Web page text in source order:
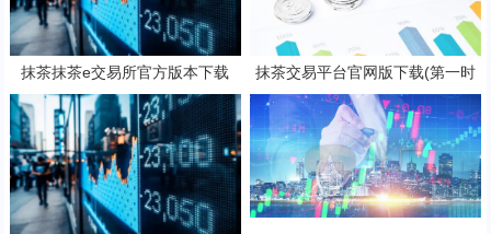
抹茶抹茶e交易所官方版本下载
（支持安卓iOS官方下载）
抹茶交易平台官网版下载(第一时
间了解全球数字货币消息)